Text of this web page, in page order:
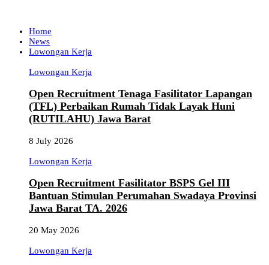
Home
News
Lowongan Kerja
Lowongan Kerja
Open Recruitment Tenaga Fasilitator Lapangan
(TFL) Perbaikan Rumah Tidak Layak Huni
(RUTILAHU) Jawa Barat
8 July 2026
Lowongan Kerja
Open Recruitment Fasilitator BSPS Gel III
Bantuan Stimulan Perumahan Swadaya Provinsi
Jawa Barat TA. 2026
20 May 2026
Lowongan Kerja